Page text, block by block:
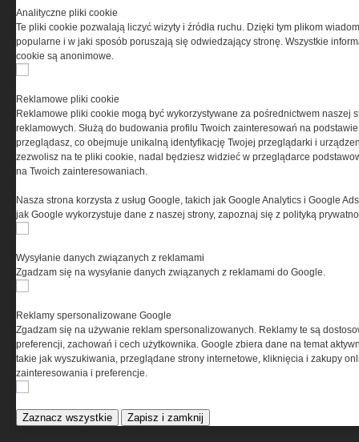
wersji 6 mm²
Dlaczego warto wybrać
ogrzewanie...
Jak wybrać lampy wiszące do
O NAS
Codzienne źródło informacji o taktyce, szkoleniu,
Analityczne pliki cookie
Te pliki cookie pozwalają liczyć wizyty i źródła ruchu. Dzięki tym plikom
popularne i w jaki sposób poruszają się odwiedzający stronę. Wszystkie
cookie są anonimowe.
Reklamowe pliki cookie
Reklamowe pliki cookie mogą być wykorzystywane za pośrednictwem naszej
reklamowych. Służą do budowania profilu Twoich zainteresowań na
przeglądasz, co obejmuje unikalną identyfikację Twojej przeglądarki i
zezwolisz na te pliki cookie, nadal będziesz widzieć w przeglądarce
na Twoich zainteresowaniach.
Nasza strona korzysta z usług Google, takich jak Google Analytics i Google
jak Google wykorzystuje dane z naszej strony, zapoznaj się z polityką
Wysyłanie danych związanych z reklamami
Zgadzam się na wysyłanie danych związanych z reklamami do Google.
Reklamy spersonalizowane Google
Zgadzam się na używanie reklam spersonalizowanych. Reklamy te są
preferencji, zachowań i cech użytkownika. Google zbiera dane na temat
takie jak wyszukiwania, przeglądane strony internetowe, kliknięcia i zakupy
zainteresowania i preferencje.
Zaznacz wszystkie Zapisz i zamknij